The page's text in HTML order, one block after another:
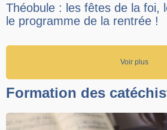
Théobule : les fêtes de la foi,
le programme de la rentrée !
Voir plus
Formation des